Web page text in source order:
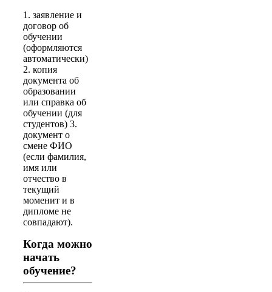
1. заявление и
договор об
обучении
(оформляются
автоматически)
2. копия
документа об
образовании
или справка об
обучении (для
студентов) 3.
документ о
смене ФИО
(если фамилия,
имя или
отчество в
текущий
моменит и в
дипломе не
совпадают).
Когда можно
начать
обучение?